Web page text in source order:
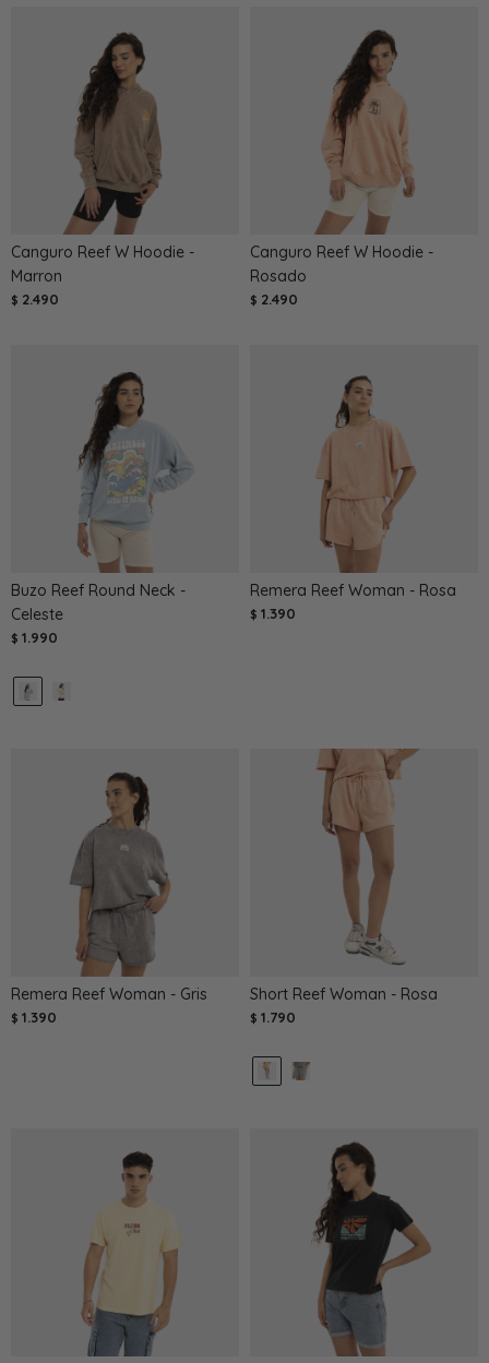
Canguro Reef W Hoodie -
Marron
$ 2.490
Canguro Reef W Hoodie -
Rosado
$ 2.490
Buzo Reef Round Neck -
Celeste
$ 1.990
Remera Reef Woman - Rosa
$ 1.390
Remera Reef Woman - Gris
$ 1.390
Short Reef Woman - Rosa
$ 1.790